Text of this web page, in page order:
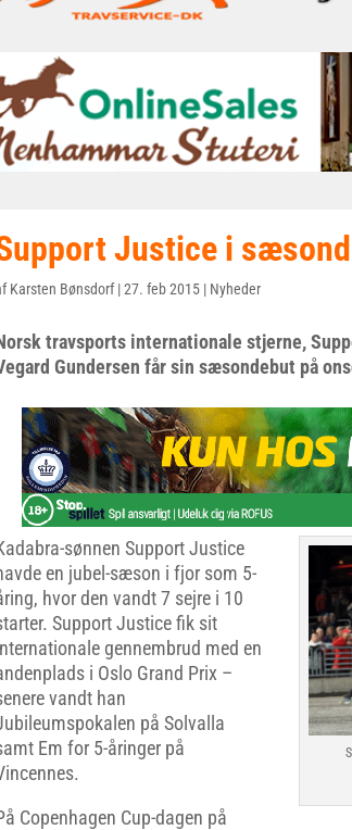
Justice i
Karsten Bønsdorf|27. feb 2015 | Nyheder
travsports internationale stjerne,
Gundersen får sin sæsondebut på
sønnen Support Justice
en jubel-sæson i fjor som 5-
hvor den vandt 7 sejre i 10
Support Justice fik sit
gennembrud med en
i Oslo Grand Prix –
vandt han
på Solvalla
Em for 5-åringer på
Copenhagen Cup-dagen på